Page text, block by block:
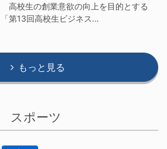
高校生の創業意欲の向上を目的とする
「第13回高校生ビジネス…
もっと見る
スポーツ